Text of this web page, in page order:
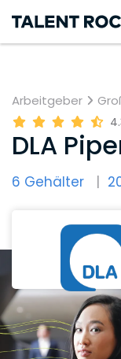
Arbeitgeber
DLA
6 Gehälter